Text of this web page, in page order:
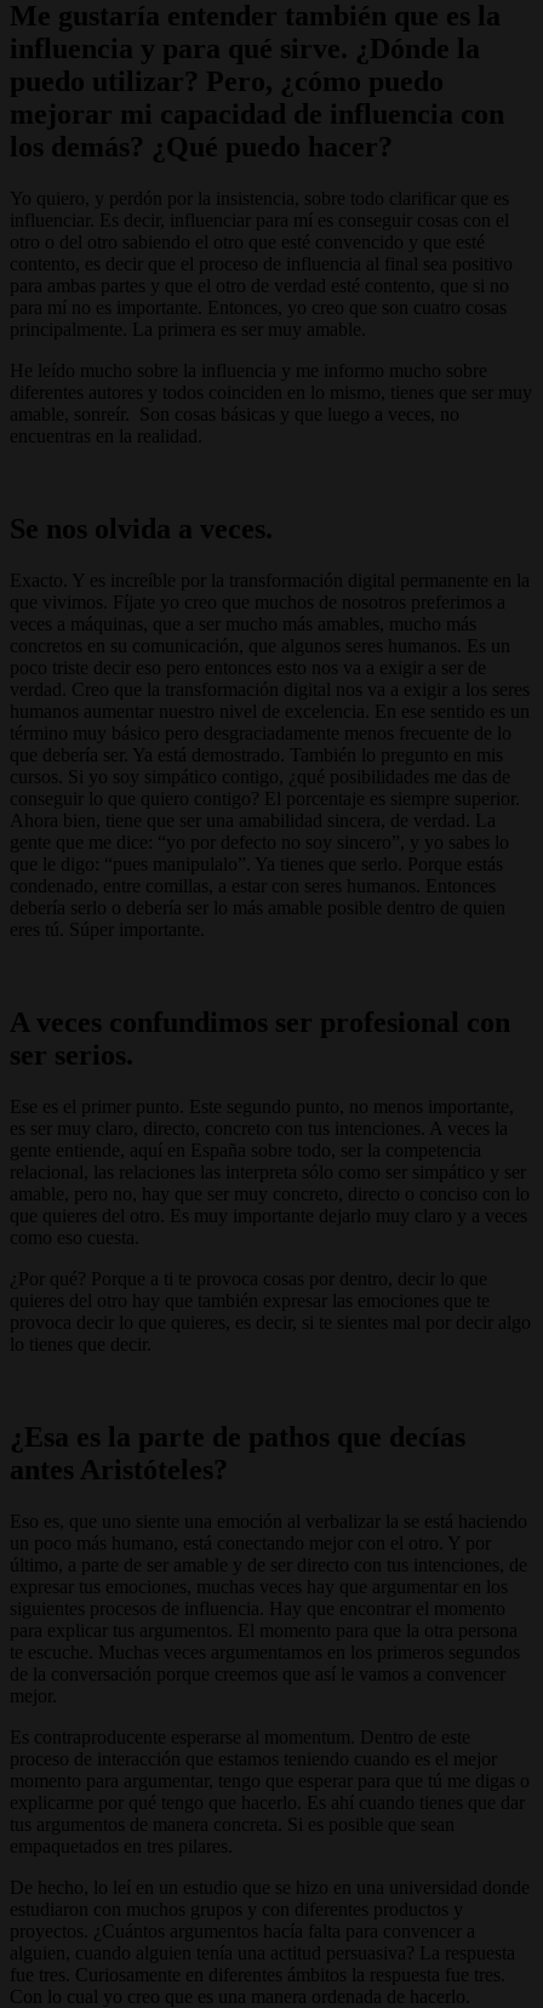
Me gustaría entender también que es la
influencia y para qué sirve. ¿Dónde la
puedo utilizar? Pero, ¿cómo puedo
mejorar mi capacidad de influencia con
los demás? ¿Qué puedo hacer?
Yo quiero, y perdón por la insistencia, sobre todo clarificar que es
influenciar. Es decir, influenciar para mí es conseguir cosas con el
otro o del otro sabiendo el otro que esté convencido y que esté
contento, es decir que el proceso de influencia al final sea positivo
para ambas partes y que el otro de verdad esté contento, que si no
para mí no es importante. Entonces, yo creo que son cuatro cosas
principalmente. La primera es ser muy amable.
He leído mucho sobre la influencia y me informo mucho sobre
diferentes autores y todos coinciden en lo mismo, tienes que ser muy
amable, sonreír. Son cosas básicas y que luego a veces, no
encuentras en la realidad.
Se nos olvida a veces.
Exacto. Y es increíble por la transformación digital permanente en la
que vivimos. Fíjate yo creo que muchos de nosotros preferimos a
veces a máquinas, que a ser mucho más amables, mucho más
concretos en su comunicación, que algunos seres humanos. Es un
poco triste decir eso pero entonces esto nos va a exigir a ser de
verdad. Creo que la transformación digital nos va a exigir a los seres
humanos aumentar nuestro nivel de excelencia. En ese sentido es un
término muy básico pero desgraciadamente menos frecuente de lo
que debería ser. Ya está demostrado. También lo pregunto en mis
cursos. Si yo soy simpático contigo, ¿qué posibilidades me das de
conseguir lo que quiero contigo? El porcentaje es siempre superior.
Ahora bien, tiene que ser una amabilidad sincera, de verdad. La
gente que me dice: “yo por defecto no soy sincero”, y yo sabes lo
que le digo: “pues manipulalo”. Ya tienes que serlo. Porque estás
condenado, entre comillas, a estar con seres humanos. Entonces
debería serlo o debería ser lo más amable posible dentro de quien
eres tú. Súper importante.
A veces confundimos ser profesional con
ser serios.
Ese es el primer punto. Este segundo punto, no menos importante,
es ser muy claro, directo, concreto con tus intenciones. A veces la
gente entiende, aquí en España sobre todo, ser la competencia
relacional, las relaciones las interpreta sólo como ser simpático y ser
amable, pero no, hay que ser muy concreto, directo o conciso con lo
que quieres del otro. Es muy importante dejarlo muy claro y a veces
como eso cuesta.
¿Por qué? Porque a ti te provoca cosas por dentro, decir lo que
quieres del otro hay que también expresar las emociones que te
provoca decir lo que quieres, es decir, si te sientes mal por decir algo
lo tienes que decir.
¿Esa es la parte de pathos que decías
antes Aristóteles?
Eso es, que uno siente una emoción al verbalizar la se está haciendo
un poco más humano, está conectando mejor con el otro. Y por
último, a parte de ser amable y de ser directo con tus intenciones, de
expresar tus emociones, muchas veces hay que argumentar en los
siguientes procesos de influencia. Hay que encontrar el momento
para explicar tus argumentos. El momento para que la otra persona
te escuche. Muchas veces argumentamos en los primeros segundos
de la conversación porque creemos que así le vamos a convencer
mejor.
Es contraproducente esperarse al momentum. Dentro de este
proceso de interacción que estamos teniendo cuando es el mejor
momento para argumentar, tengo que esperar para que tú me digas o
explicarme por qué tengo que hacerlo. Es ahí cuando tienes que dar
tus argumentos de manera concreta. Si es posible que sean
empaquetados en tres pilares.
De hecho, lo leí en un estudio que se hizo en una universidad donde
estudiaron con muchos grupos y con diferentes productos y
proyectos. ¿Cuántos argumentos hacía falta para convencer a
alguien, cuando alguien tenía una actitud persuasiva? La respuesta
fue tres. Curiosamente en diferentes ámbitos la respuesta fue tres.
Con lo cual yo creo que es una manera ordenada de hacerlo.